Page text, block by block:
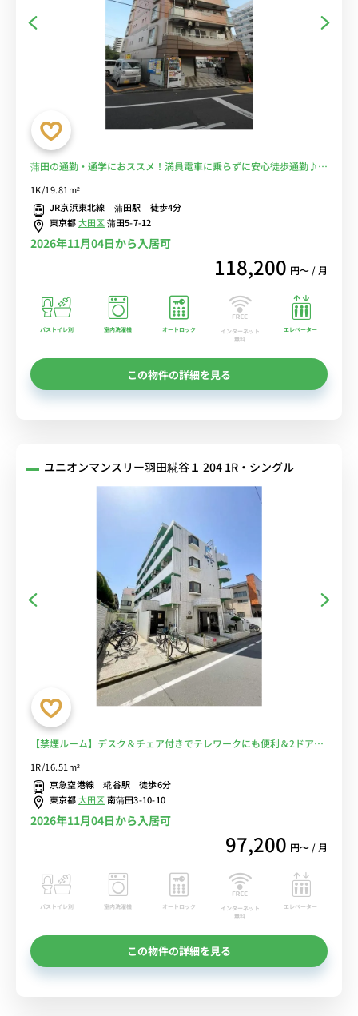
蒲田の通勤・通学におススメ！満員電車に乗らずに安心徒歩通勤♪人
1K/19.81m²
JR京浜東北線 蒲田駅 徒歩4分
東京都大田区蒲田5-7-12
2026年11月04日から入居可
118,200 円〜 / 月
バストイレ別 室内洗濯機 オートロック
インターネット
無料
エレベーター
この物件の詳細を見る
ユニオンマンスリー羽田糀谷１ 204 1R・シングル
【禁煙ルーム】デスク＆チェア付きでテレワークにも便利＆2ドア冷
Wi-Fi格安レンタル中！
1R/16.51m²
京急空港線 糀谷駅 徒歩6分
東京都大田区南蒲田3-10-10
2026年11月04日から入居可
97,200 円〜 / 月
バストイレ別 室内洗濯機 オートロック
インターネット
無料
エレベーター
この物件の詳細を見る